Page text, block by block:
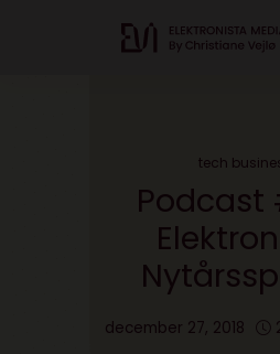
tech
Podcast
december 27, 2018